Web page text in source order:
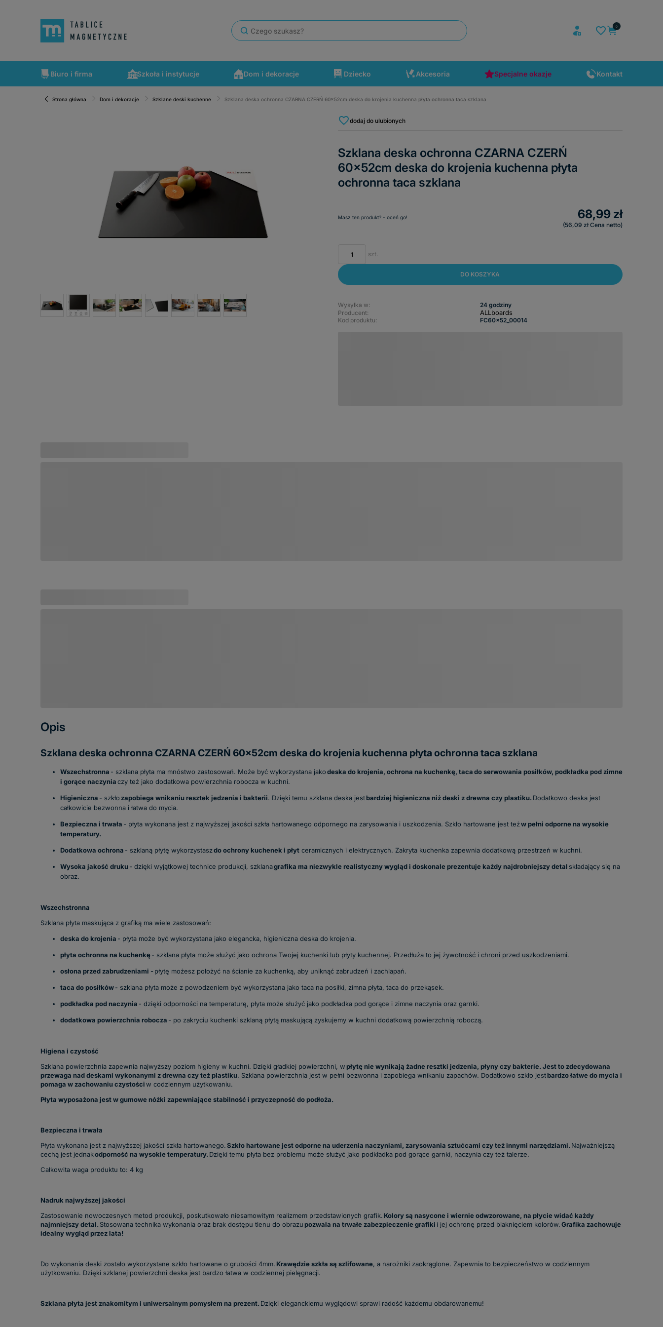
Biuro i firma Szkoła i instytucje Dom i dekoracje Dziecko Akcesoria Specjalne okazje Kontakt
Strona główna Dom i dekoracje Szklane deski kuchenne Szklana deska ochronna CZARNA CZERŃ 60x52cm deska do krojenia kuchenna płyta ochronna taca szklana
dodaj do ulubionych
Szklana deska ochronna CZARNA CZERŃ
60x52cm deska do krojenia kuchenna płyta
ochronna taca szklana
Masz ten produkt? - oceń go! 68,99 zł
56,09 zł Cena netto
szt.
DO KOSZYKA
Wysyłka w:
24 godziny
Producent:
ALLboards
Kod produktu: FC60x52_00014
Opis
Szklana deska ochronna CZARNA CZERŃ 60x52cm deska do krojenia kuchenna płyta ochronna taca szklana
Wszechstronna - szklana płyta ma mnóstwo zastosowań. Może być wykorzystana jakodeska do krojenia, ochrona na kuchenkę, tacado serwowania posiłków, podkładka pod zimne
i gorące naczyniaczy też jako dodatkowa powierzchnia robocza w kuchni.
Higieniczna - szkłozapobiega wnikaniu resztek jedzenia i bakterii. Dzięki temu szklana deska jestbardziej higieniczna niż deski z drewna czy plastiku. Dodatkowo deska jest
całkowicie bezwonna i łatwa do mycia.
Bezpieczna i trwała - płyta wykonana jest z najwyższej jakości szkła hartowanego odpornego na zarysowania i uszkodzenia. Szkło hartowane jest teżw pełni odporne na wysokie
temperatury.
Dodatkowa ochrona - szklaną płytę wykorzystaszdo ochrony kuchenek i płyt ceramicznych i elektrycznych. Zakryta kuchenka zapewnia dodatkową przestrzeń w kuchni.
Wysoka jakość druku- dzięki wyjątkowej technice produkcji, szklanagrafika ma niezwykle realistyczny wygląd i doskonale prezentuje każdy najdrobniejszy detal składający się na
obraz.
Wszechstronna
Szklana płyta maskująca z grafiką ma wiele zastosowań:
deska do krojenia - płyta może być wykorzystana jako elegancka, higieniczna deska do krojenia.
płyta ochronna na kuchenkę- szklana płyta może służyć jako ochrona Twojej kuchenki lub płyty kuchennej. Przedłuża to jej żywotność i chroni przed uszkodzeniami.
osłona przed zabrudzeniami - płytę możesz położyć na ścianie za kuchenką, aby uniknąć zabrudzeń i zachlapań.
taca do posiłków- szklana płyta może z powodzeniem być wykorzystana jako taca na posiłki, zimna płyta, taca do przekąsek.
podkładka pod naczynia - dzięki odporności na temperaturę, płyta może służyć jako podkładka pod gorące i zimne naczynia oraz garnki.
dodatkowa powierzchnia robocza - po zakryciu kuchenki szklaną płytą maskującą zyskujemy w kuchni dodatkową powierzchnią roboczą.
Higiena i czystość
Szklana powierzchnia zapewnia najwyższy poziom higieny w kuchni. Dzięki gładkiej powierzchni, wpłytę nie wynikają żadne resztki jedzenia, płyny czy bakterie. Jest to zdecydowana
przewaga nad deskami wykonanymi z drewna czy też plastiku. Szklana powierzchnia jest w pełni bezwonna i zapobiega wnikaniu zapachów. Dodatkowo szkło jestbardzo łatwe do mycia i
pomaga w zachowaniu czystościw codziennym użytkowaniu.
Płyta wyposażona jest w gumowe nóżki zapewniające stabilność i przyczepność do podłoża.
Bezpieczna i trwała
Płyta wykonana jest z najwyższej jakości szkła hartowanego.Szkło hartowane jest odporne na uderzenia naczyniami, zarysowania sztućcami czy też innymi narzędziami. Najważniejszą
cechą jest jednakodporność na wysokie temperatury. Dzięki temu płyta bez problemu może służyć jako podkładka pod gorące garnki, naczynia czy też talerze.
Całkowita waga produktu to: 4 kg
Nadruk najwyższej jakości
Zastosowanie nowoczesnych metod produkcji, poskutkowało niesamowitym realizmem przedstawionych grafik. Kolory są nasycone i wiernie odwzorowane, na płycie widać każdy
najmniejszy detal. Stosowana technika wykonania oraz brak dostępu tlenu do obrazupozwala na trwałe zabezpieczenie grafiki i jej ochronę przed blaknięciem kolorów.Grafika zachowuje
idealny wygląd przez lata!
Do wykonania deski zostało wykorzystane szkło hartowane o grubości 4mm. Krawędzie szkła są szlifowane, a narożniki zaokrąglone. Zapewnia to bezpieczeństwo w codziennym
użytkowaniu. Dzięki szklanej powierzchni deska jest bardzo łatwa w codziennej pielęgnacji.
Szklana płyta jest znakomitym i uniwersalnym pomysłem na prezent. Dzięki eleganckiemu wyglądowi sprawi radość każdemu obdarowanemu!